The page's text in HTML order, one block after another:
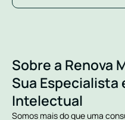
Sobre a Renova
Sua Especialista
Intelectual
Somos mais do que uma